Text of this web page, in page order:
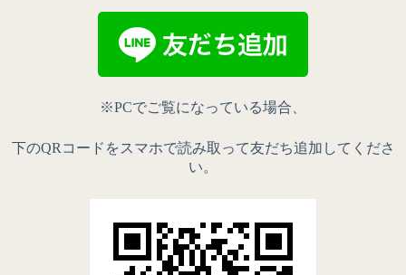
※PCでご覧になっている場合、
下のQRコードをスマホで読み取って友だち追加してくださ
い。